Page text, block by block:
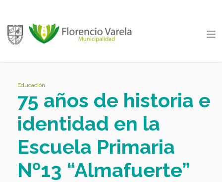
Educación
75 años de historia e
identidad en la
Escuela Primaria
Nº13 “Almafuerte”